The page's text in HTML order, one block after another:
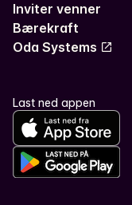
Inviter venner
Bærekraft
Oda Systems
Last ned appen